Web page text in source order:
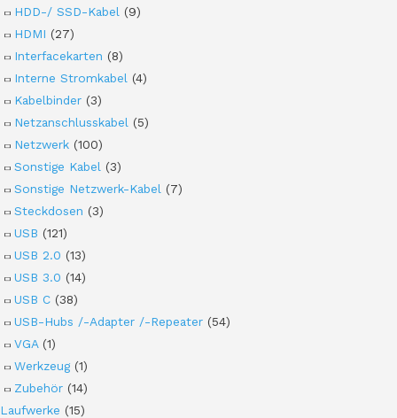
HDD-/ SSD-Kabel (9)
HDMI (27)
Interfacekarten (8)
Interne Stromkabel (4)
Kabelbinder (3)
Netzanschlusskabel (5)
Netzwerk (100)
Sonstige Kabel (3)
Sonstige Netzwerk-Kabel (7)
Steckdosen (3)
USB (121)
USB 2.0 (13)
USB 3.0 (14)
USB C (38)
USB-Hubs /-Adapter /-Repeater (54)
VGA (1)
Werkzeug (1)
Zubehör (14)
Laufwerke (15)